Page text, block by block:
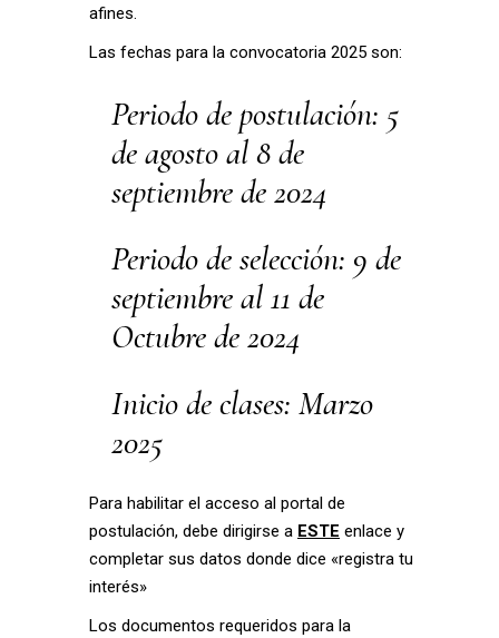
afines.
Las fechas para la convocatoria 2025 son:
Periodo de postulación: 5
de agosto al 8 de
septiembre de 2024
Periodo de selección: 9 de
septiembre al 11 de
Octubre de 2024
Inicio de clases: Marzo
2025
Para habilitar el acceso al portal de
postulación, debe dirigirse a ESTE enlace y
completar sus datos donde dice «registra tu
interés»
Los documentos requeridos para la